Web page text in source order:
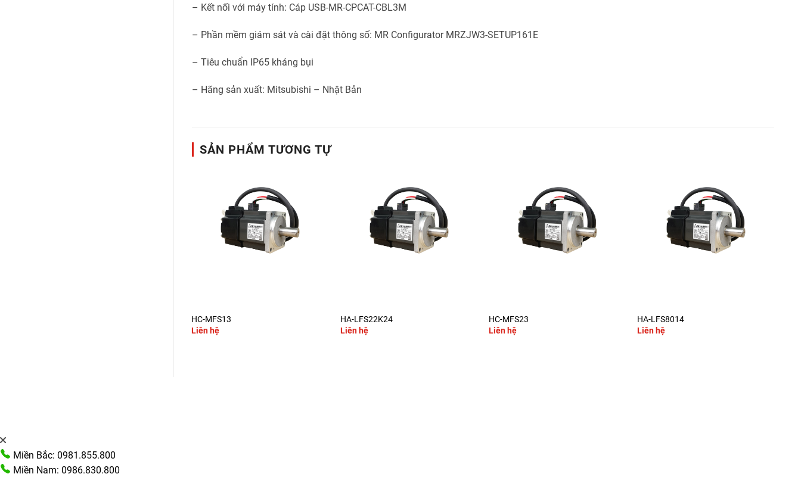
– Kết nối với máy tính: Cáp USB-MR-CPCAT-CBL3M
– Phần mềm giám sát và cài đặt thông số: MR Configurator MRZJW3-SETUP161E
– Tiêu chuẩn IP65 kháng bụi
– Hãng sản xuất: Mitsubishi – Nhật Bản
SẢN PHẨM TƯƠNG TỰ
HC-MFS13
Liên hệ
HA-LFS22K24
Liên hệ
HC-MFS23
Liên hệ
HA-LFS8014
Liên hệ
Miền Bắc: 0981.855.800
Miền Nam: 0986.830.800